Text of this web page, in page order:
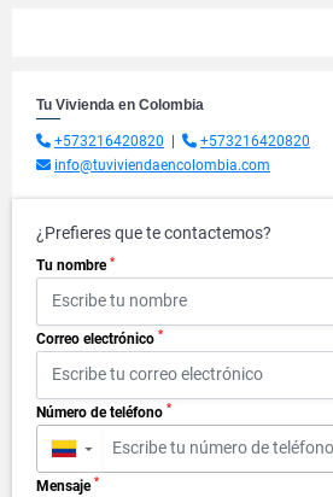
Tu Vivienda en Colombia
+573216420820
+573216420820
info@tuviviendaencolombia.com
¿Prefieres que te contactemos?
Tu nombre *
Correo electrónico *
Número de teléfono *
▼
Mensaje *